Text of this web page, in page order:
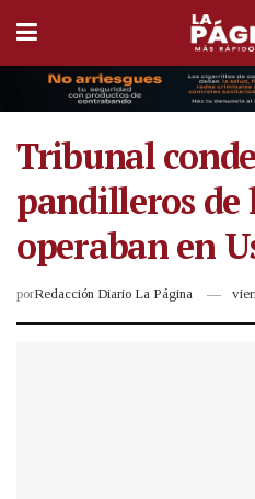
Tribunal
pandilleros de
operaban en
porRedacción Diario La Página